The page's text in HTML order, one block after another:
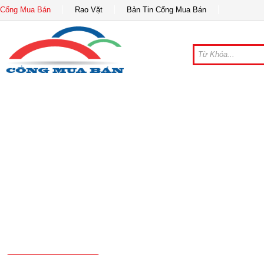
Cổng Mua Bán Rao Vặt Bản Tin Cổng Mua Bán